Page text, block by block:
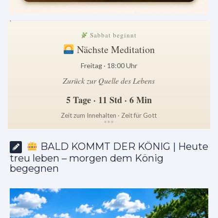
.
Sabbat beginnt
Nächste Meditation
Freitag · 18:00 Uhr
Zurück zur Quelle des Lebens
5 Tage · 11 Std · 6 Min
Zeit zum Innehalten · Zeit für Gott
***
BALD KOMMT DER KÖNIG | Heute
treu leben – morgen dem König
begegnen